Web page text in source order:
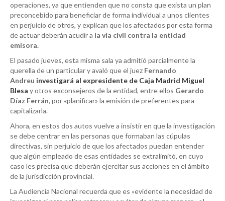
operaciones, ya que entienden que no consta que exista un plan
preconcebido para beneficiar de forma individual a unos clientes
en perjuicio de otros, y explican que los afectados por esta forma
de actuar deberán acudir a la vía civil contra la entidad
emisora.
El pasado jueves, esta misma sala ya admitió parcialmente la
querella de un particular y avaló que el juez Fernando
Andreu investigará al expresidente de Caja Madrid Miguel
Blesa y otros exconsejeros de la entidad, entre ellos Gerardo
Díaz Ferrán, por «planificar» la emisión de preferentes para
capitalizarla.
Ahora, en estos dos autos vuelve a insistir en que la investigación
se debe centrar en las personas que formaban las cúpulas
directivas, sin perjuicio de que los afectados puedan entender
que algún empleado de esas entidades se extralimitó, en cuyo
caso les precisa que deberán ejercitar sus acciones en el ámbito
de la jurisdicción provincial.
La Audiencia Nacional recuerda que es «evidente la necesidad de